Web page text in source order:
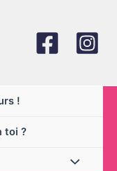
!
toi ?